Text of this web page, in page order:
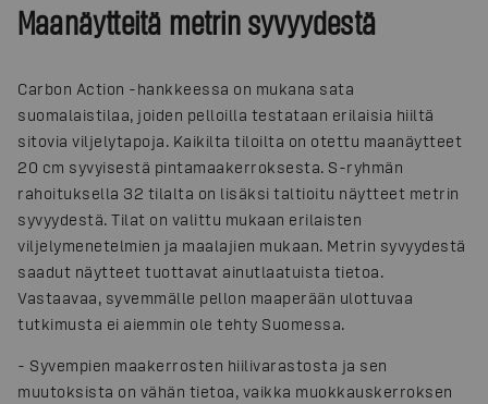
Maanäytteitä metrin syvyydestä
Carbon Action -hankkeessa on mukana sata
suomalaistilaa, joiden pelloilla testataan erilaisia hiiltä
sitovia viljelytapoja. Kaikilta tiloilta on otettu maanäytteet
20 cm syvyisestä pintamaakerroksesta. S-ryhmän
rahoituksella 32 tilalta on lisäksi taltioitu näytteet metrin
syvyydestä. Tilat on valittu mukaan erilaisten
viljelymenetelmien ja maalajien mukaan. Metrin syvyydestä
saadut näytteet tuottavat ainutlaatuista tietoa.
Vastaavaa, syvemmälle pellon maaperään ulottuvaa
tutkimusta ei aiemmin ole tehty Suomessa.
- Syvempien maakerrosten hiilivarastosta ja sen
muutoksista on vähän tietoa, vaikka muokkauskerroksen